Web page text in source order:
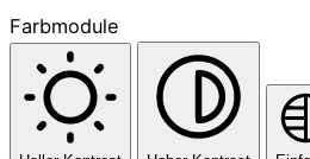
Farbmodule